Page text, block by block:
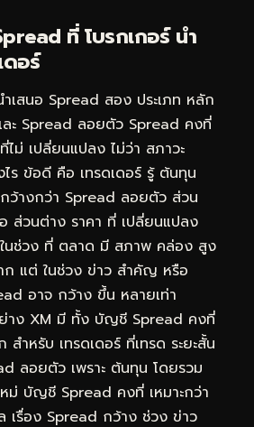
ที่ โบรกเกอร์ นำ
ดอร์
เสนอ Spread สอง ประเภท หลัก
ะ Spread ลอยตัว Spread คงที่
ม่ เปลี่ยนแปลง ไม่ว่า สภาวะ
ร ข้อดี คือ เทรดเดอร์ รู้ ต้นทุน
ว้างกว่า Spread ลอยตัว ส่วน
ส่วนต่าง ราคา ที่ เปลี่ยนแปลง
นช่วง ที่ ตลาด มี สภาพ คล่อง สูง
ก แต่ ในช่วง ข่าว สำคัญ หรือ
อาจ กว้าง ขึ้น หลายเท่า
ย่าง XM มี ทั้ง บัญชี Spread คงที่
สำหรับ เทรดเดอร์ ที่เทรด ระยะสั้น
ลอยตัว เพราะ ต้นทุน โดยรวม
ม่ บัญชี Spread คงที่ เหมาะกว่า
เรื่อง Spread กว้าง ช่วง ข่าว